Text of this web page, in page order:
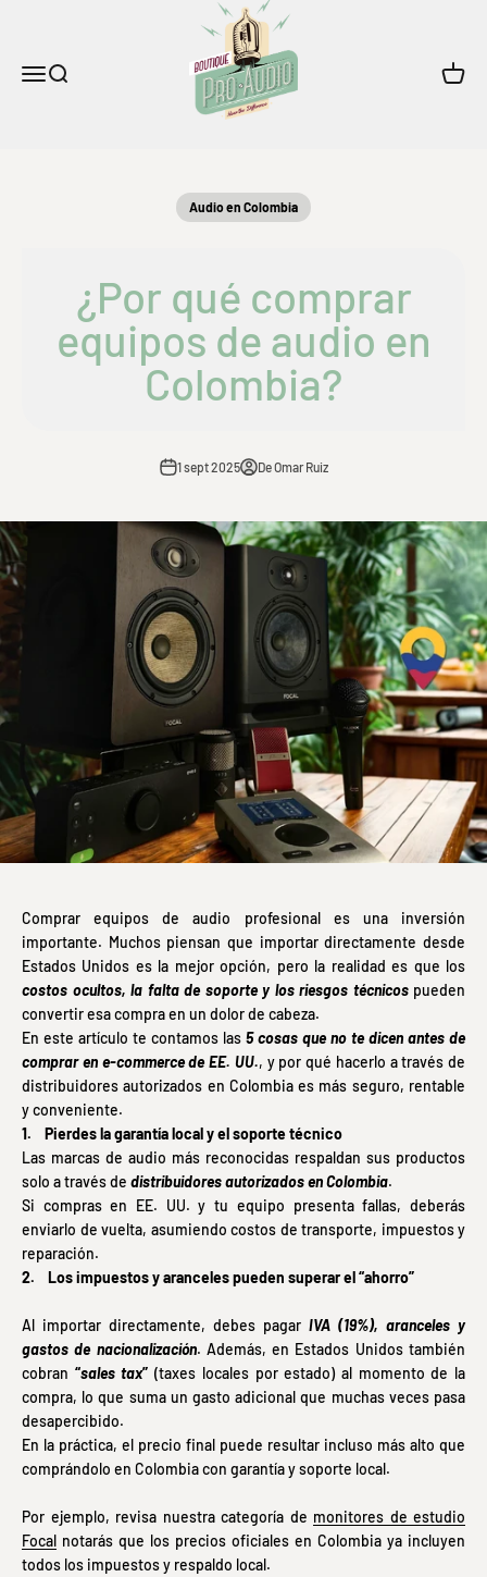
MenúBuscar
Boutique Pro Audio
Carrito
Audio en Colombia
¿Por qué comprar
equipos de audio en
Colombia?
1 sept 2025 De Omar Ruiz
Comprar equipos de audio profesional es una inversión
importante. Muchos piensan que importar directamente desde
Estados Unidos es la mejor opción, pero la realidad es que los
costos ocultos, la falta de soporte y los riesgos técnicospueden
convertir esa compra en un dolor de cabeza.
En este artículo te contamos las 5 cosas que no te dicen antes de
comprar en e-commerce de EE. UU., y por qué hacerlo a través de
distribuidores autorizados en Colombia es más seguro, rentable
y conveniente.
1. Pierdes la garantía local y el soporte técnico
Las marcas de audio más reconocidas respaldan sus productos
solo a través de distribuidores autorizados en Colombia.
Si compras en EE. UU. y tu equipo presenta fallas, deberás
enviarlo de vuelta, asumiendo costos de transporte, impuestos y
reparación.
2. Los impuestos y aranceles pueden superar el “ahorro”
Al importar directamente, debes pagar IVA (19%), aranceles y
gastos de nacionalización. Además, en Estados Unidos también
cobran “sales tax” (taxes locales por estado) al momento de la
compra, lo que suma un gasto adicional que muchas veces pasa
desapercibido.
En la práctica, el precio final puede resultar incluso más alto que
comprándolo en Colombia con garantía y soporte local.
Por ejemplo, revisa nuestra categoría de monitores de estudio
Focal notarás que los precios oficiales en Colombia ya incluyen
todos los impuestos y respaldo local.